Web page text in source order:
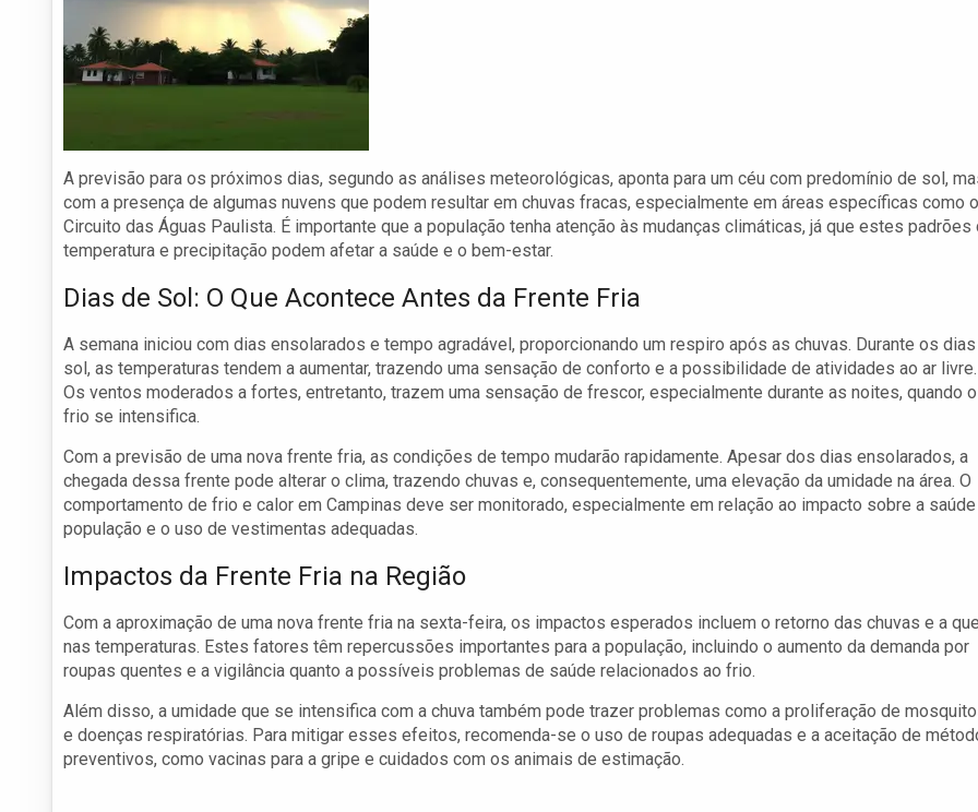
A previsão para os próximos dias, segundo as análises meteorológicas, aponta para um céu com predomínio de sol,
com a presença de algumas nuvens que podem resultar em chuvas fracas, especialmente em áreas específicas como o
Circuito das Águas Paulista. É importante que a população tenha atenção às mudanças climáticas, já que estes padrões
temperatura e precipitação podem afetar a saúde e o bem-estar.
Dias de Sol: O Que Acontece Antes da Frente Fria
A semana iniciou com dias ensolarados e tempo agradável, proporcionando um respiro após as chuvas. Durante os
sol, as temperaturas tendem a aumentar, trazendo uma sensação de conforto e a possibilidade de atividades ao ar livre.
Os ventos moderados a fortes, entretanto, trazem uma sensação de frescor, especialmente durante as noites, quando o
frio se intensifica.
Com a previsão de uma nova frente fria, as condições de tempo mudarão rapidamente. Apesar dos dias ensolarados, a
chegada dessa frente pode alterar o clima, trazendo chuvas e, consequentemente, uma elevação da umidade na área. O
comportamento de frio e calor em Campinas deve ser monitorado, especialmente em relação ao impacto sobre a
população e o uso de vestimentas adequadas.
Impactos da Frente Fria na Região
Com a aproximação de uma nova frente fria na sexta-feira, os impactos esperados incluem o retorno das chuvas e a
nas temperaturas. Estes fatores têm repercussões importantes para a população, incluindo o aumento da demanda por
roupas quentes e a vigilância quanto a possíveis problemas de saúde relacionados ao frio.
Além disso, a umidade que se intensifica com a chuva também pode trazer problemas como a proliferação de
e doenças respiratórias. Para mitigar esses efeitos, recomenda-se o uso de roupas adequadas e a aceitação de
preventivos, como vacinas para a gripe e cuidados com os animais de estimação.